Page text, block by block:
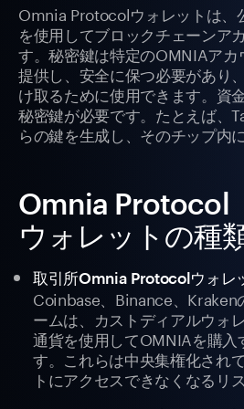
Omnia Protocolウォレットは、
を使用してブロックチェーンア
す。秘密鍵は特定のOMNIAア
提供し、安全に保つ必要があり
け取るために使用できます。資
秘密鍵が必要です。たとえば、
らの鍵を生成し、そのチップ内
Omnia Protocol
ウォレットの種
取引所Omnia Protocolウォレ
Coinbase、Binance、Kraken
ームは、カストディアルウォ
通貨を使用してOMNIAを購入
す。これらは中央集権化され
トにアクセスできなくなるリ